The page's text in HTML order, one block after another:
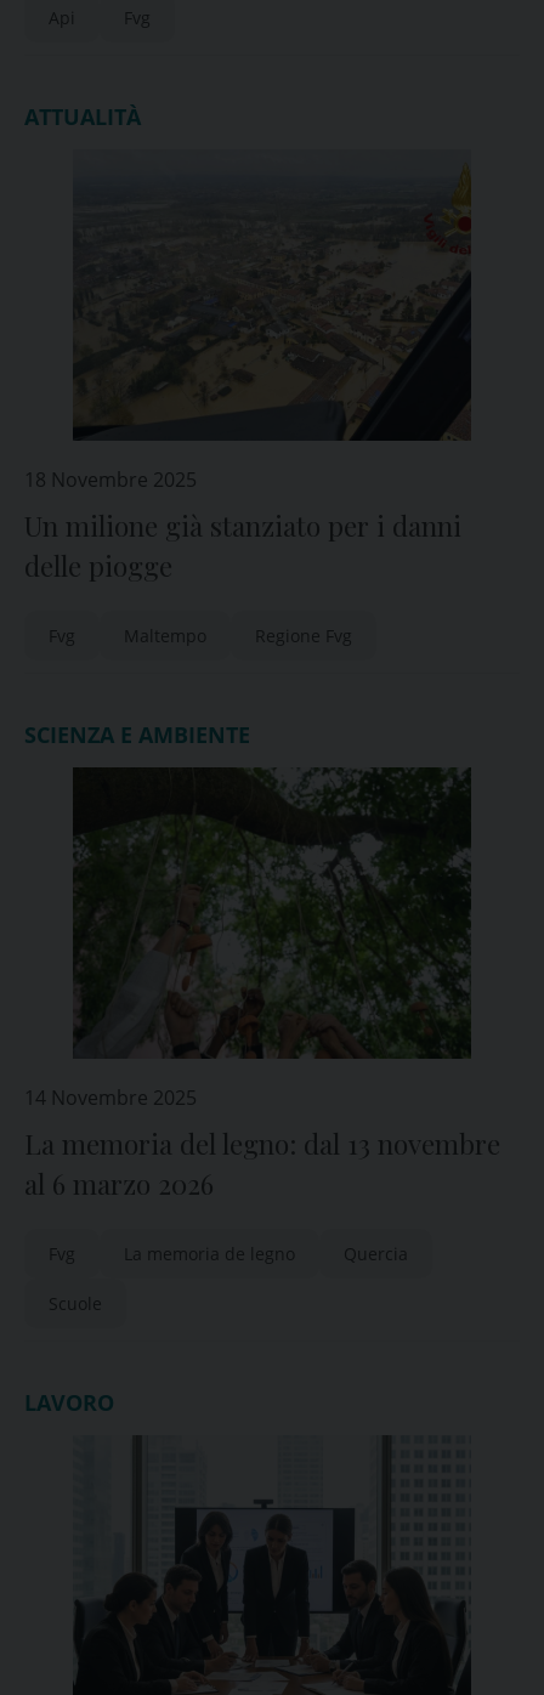
Api Fvg
ATTUALITÀ
18 Novembre 2025
Un milione già stanziato per i danni
delle piogge
Fvg Maltempo Regione Fvg
SCIENZA E AMBIENTE
14 Novembre 2025
La memoria del legno: dal 13 novembre
al 6 marzo 2026
Fvg La memoria de legno Quercia
Scuole
LAVORO